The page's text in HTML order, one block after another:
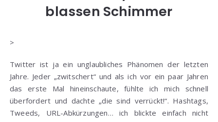
blassen Schimmer
>
Twitter ist ja ein unglaubliches Phänomen der letzten
Jahre. Jeder „zwitschert“ und als ich vor ein paar Jahren
das erste Mal hineinschaute, fühlte ich mich schnell
überfordert und dachte „die sind verrückt!“. Hashtags,
Tweeds, URL-Abkürzungen… ich blickte einfach nicht